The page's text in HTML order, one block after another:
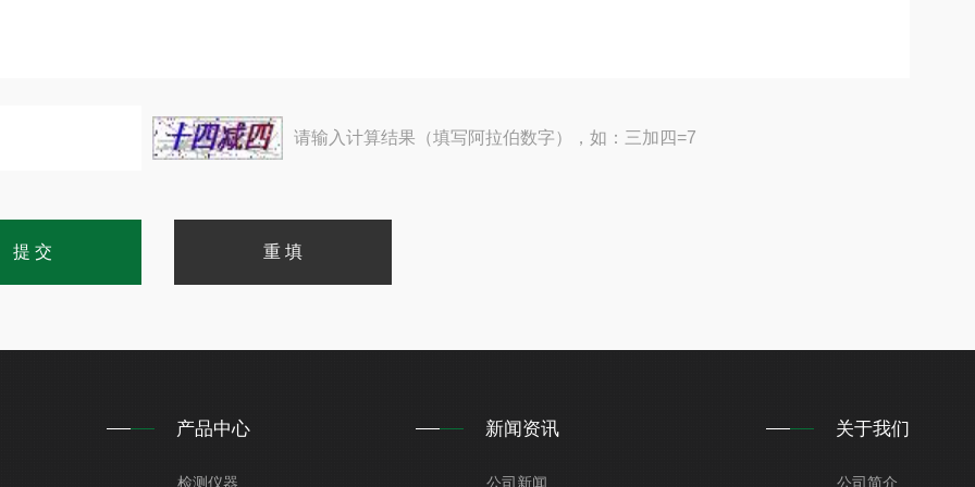
请输入计算结果（填写阿拉伯数字），如：三加四=7
产品中心
检测仪器
新闻资讯
公司新闻
关于我们
公司简介